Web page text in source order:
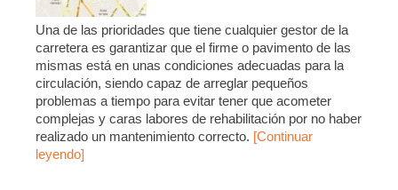
Una de las prioridades que tiene cualquier gestor de la
carretera es garantizar que el firme o pavimento de las
mismas está en unas condiciones adecuadas para la
circulación, siendo capaz de arreglar pequeños
problemas a tiempo para evitar tener que acometer
complejas y caras labores de rehabilitación por no haber
realizado un mantenimiento correcto. [Continuar
leyendo]